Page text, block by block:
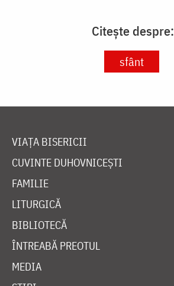
Citește despre:
sfânt
VIAȚA BISERICII
CUVINTE DUHOVNICEȘTI
FAMILIE
LITURGICĂ
BIBLIOTECĂ
ÎNTREABĂ PREOTUL
MEDIA